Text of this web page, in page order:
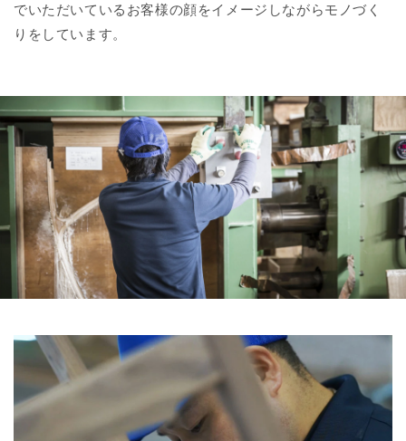
でいただいているお客様の顔をイメージしながらモノづく
りをしています。